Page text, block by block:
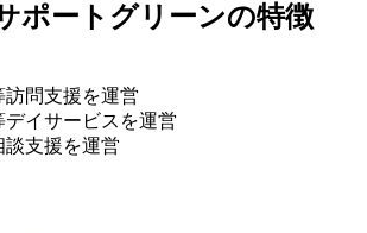
ポートグリーンの特徴
問支援を運営
イサービスを運営
談支援を運営